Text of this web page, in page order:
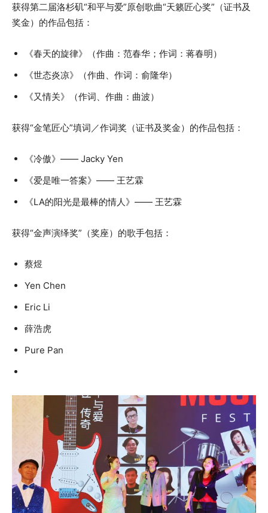
获得第二届洛杉矶“和平与爱”原创歌曲“天籁匠心奖”（证书及
奖金）的作品包括：
《春天的旋律》（作曲：范春华；作词：蒋春明）
《世态炎凉》（作曲、作词：俞隆华）
《又情关》（作词、作曲：曲波）
获得“金笔匠心”填词／作词奖（证书及奖金）的作品包括：
《冷傲》—— Jacky Yen
《爱是唯一答案》—— 王艺霖
《LA的阳光是最棒的情人》—— 王艺霖
获得“金声演绎奖”（奖座）的歌手包括：
蔡煜
Yen Chen
Eric Li
薛浩虎
Pure Pan